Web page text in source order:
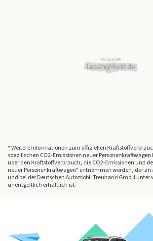
* Weitere Informationen zum offiziellen
spezifischen CO2-Emissionen neuer
über den Kraftstoffverbrauch, die CO2-Emissionen und
neuer Personenkraftwagen" entnommen werden, der an
und bei der Deutschen Automobil Treuhand GmbH
unentgeltlich erhältlich ist.